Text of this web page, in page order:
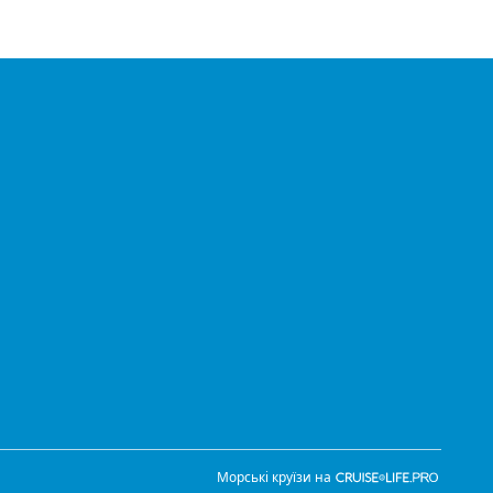
Морські круїзи на